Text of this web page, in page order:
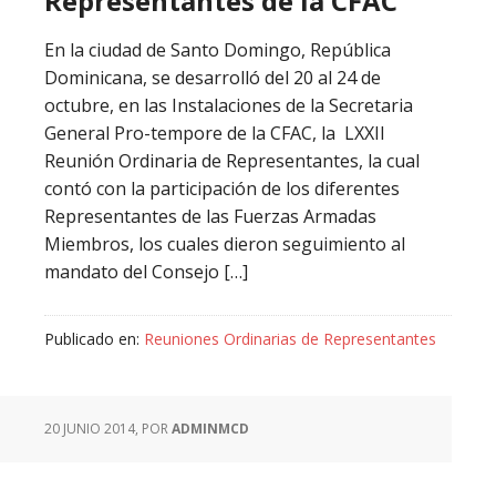
En la ciudad de Santo Domingo, República
Dominicana, se desarrolló del 20 al 24 de
octubre, en las Instalaciones de la Secretaria
General Pro-tempore de la CFAC, la LXXII
Reunión Ordinaria de Representantes, la cual
contó con la participación de los diferentes
Representantes de las Fuerzas Armadas
Miembros, los cuales dieron seguimiento al
mandato del Consejo […]
Publicado en: Reuniones Ordinarias de Representantes
20 JUNIO 2014, PORADMINMCD